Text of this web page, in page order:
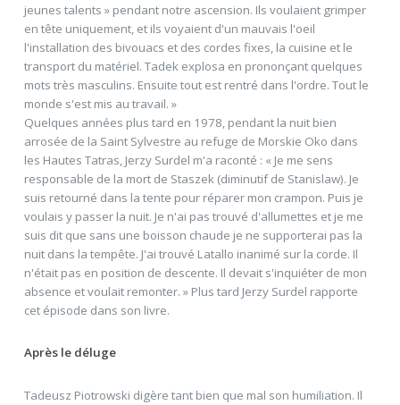
jeunes talents » pendant notre ascension. Ils voulaient grimper
en tête uniquement, et ils voyaient d'un mauvais l'oeil
l'installation des bivouacs et des cordes fixes, la cuisine et le
transport du matériel. Tadek explosa en prononçant quelques
mots très masculins. Ensuite tout est rentré dans l'ordre. Tout le
monde s'est mis au travail. »
Quelques années plus tard en 1978, pendant la nuit bien
arrosée de la Saint Sylvestre au refuge de Morskie Oko dans
les Hautes Tatras, Jerzy Surdel m'a raconté : « Je me sens
responsable de la mort de Staszek (diminutif de Stanislaw). Je
suis retourné dans la tente pour réparer mon crampon. Puis je
voulais y passer la nuit. Je n'ai pas trouvé d'allumettes et je me
suis dit que sans une boisson chaude je ne supporterai pas la
nuit dans la tempête. J'ai trouvé Latallo inanimé sur la corde. Il
n'était pas en position de descente. Il devait s'inquiéter de mon
absence et voulait remonter. » Plus tard Jerzy Surdel rapporte
cet épisode dans son livre.
Après le déluge
Tadeusz Piotrowski digère tant bien que mal son humiliation. Il